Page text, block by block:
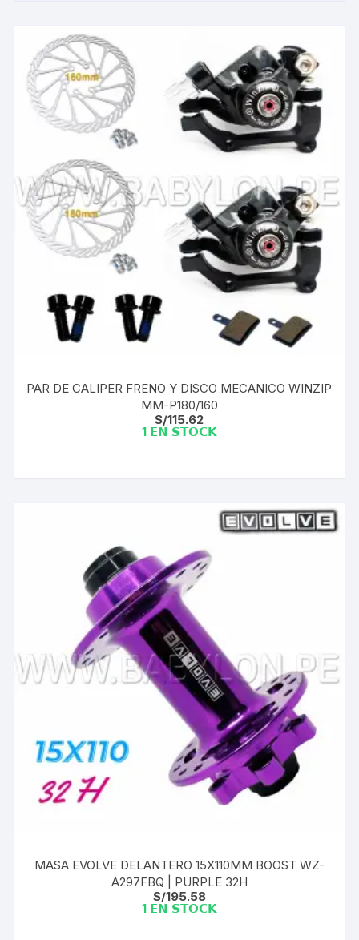
PAR DE CALIPER FRENO Y DISCO MECANICO WINZIP
MM-P180/160
S/115.62
1 𝗘𝗡 𝗦𝗧𝗢𝗖𝗞
MASA EVOLVE DELANTERO 15X110MM BOOST WZ-
A297FBQ | PURPLE 32H
S/195.58
1 𝗘𝗡 𝗦𝗧𝗢𝗖𝗞